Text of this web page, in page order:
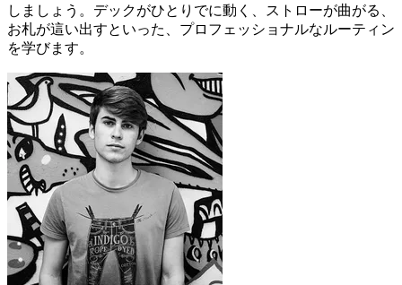
しましょう。デックがひとりでに動く、ストローが曲がる、
お札が這い出すといった、プロフェッショナルなルーティン
を学びます。